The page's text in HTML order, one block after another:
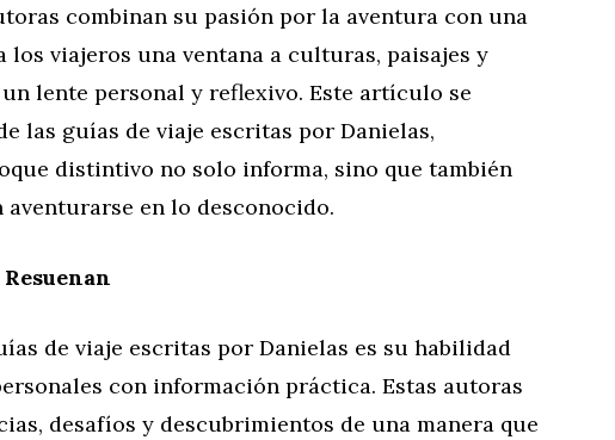
combinan su pasión por la aventura con una
los viajeros una ventana a culturas, paisajes y
lente personal y reflexivo. Este artículo se
las guías de viaje escritas por Danielas,
distintivo no solo informa, sino que también
en lo desconocido.
de viaje escritas por Danielas es su habilidad
con información práctica. Estas autoras
desafíos y descubrimientos de una manera que